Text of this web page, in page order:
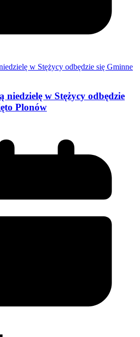
niedzielę w Stężycy odbędzie
Plonów